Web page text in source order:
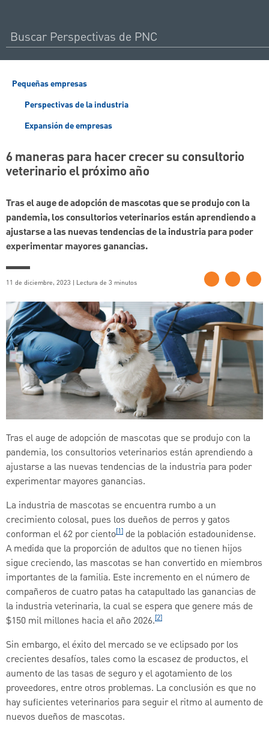
Pequeñas empresas
Perspectivas de la industria
Expansión de empresas
6 maneras para hacer crecer su consultorio
veterinario el próximo año
Tras el auge de adopción de mascotas que se produjo con la
pandemia, los consultorios veterinarios están aprendiendo a
ajustarse a las nuevas tendencias de la industria para poder
experimentar mayores ganancias.
11 de diciembre, 2023 | Lectura de 3 minutos
Tras el auge de adopción de mascotas que se produjo con la
pandemia, los consultorios veterinarios están aprendiendo a
ajustarse a las nuevas tendencias de la industria para poder
experimentar mayores ganancias.
La industria de mascotas se encuentra rumbo a un
crecimiento colosal, pues los dueños de perros y gatos
conforman el 62 por ciento[1] de la población estadounidense.
A medida que la proporción de adultos que no tienen hijos
sigue creciendo, las mascotas se han convertido en miembros
importantes de la familia. Este incremento en el número de
compañeros de cuatro patas ha catapultado las ganancias de
la industria veterinaria, la cual se espera que genere más de
$150 mil millones hacia el año 2026.[2]
Sin embargo, el éxito del mercado se ve eclipsado por los
crecientes desafíos, tales como la escasez de productos, el
aumento de las tasas de seguro y el agotamiento de los
proveedores, entre otros problemas. La conclusión es que no
hay suficientes veterinarios para seguir el ritmo al aumento de
nuevos dueños de mascotas.